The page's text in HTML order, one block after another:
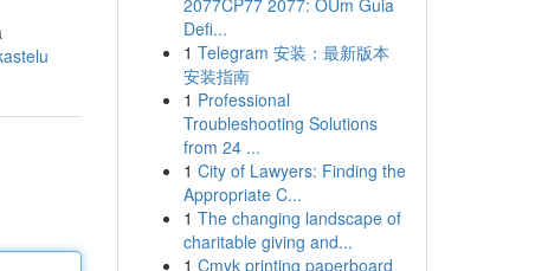
2077CP77 2077: OUm Guia
Defi...
1 Telegram 安装：最新版本
安装指南
1 Professional
Troubleshooting Solutions
from 24 ...
1 City of Lawyers: Finding the
Appropriate C...
1 The changing landscape of
charitable giving and...
1 Cmyk printing paperboard